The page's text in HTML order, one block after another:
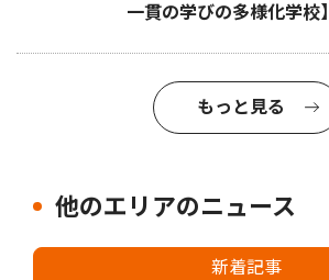
一貫の学びの多様化学校】
もっと見る
他のエリアのニュース
新着記事